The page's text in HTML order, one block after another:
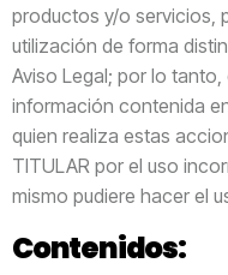
productos y/o servicios,
utilización de forma
Aviso Legal; por lo
información contenida
quien realiza estas
TITULAR por el uso
mismo pudiere hacer el
Contenidos: